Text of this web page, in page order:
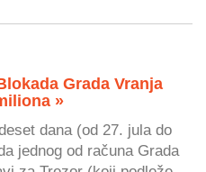
Grada Vranja
»
dana (od 27. jula do
jednog od računa Grada